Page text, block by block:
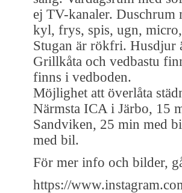
ej TV-kanaler.
kyl, frys, spis, ugn,
Stugan är rökfri. Husdjur
Grillkåta och vedbastu
finns i vedboden.
Möjlighet att överlåta
Närmsta ICA i Järbo, 15
Sandviken, 25 min med
med bil.
För mer info och bilder,
https://